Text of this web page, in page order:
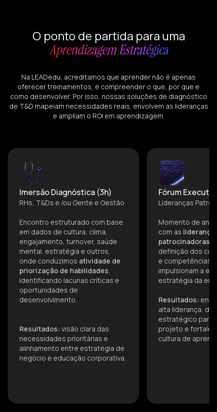
O ponto de partida para uma
Aprendizagem Estratégica
Na LEADedu, acreditamos que aprender não é apenas
oferecer treinamentos, é compreender o que, por que e
como desenvolver. Por isso, nossas soluções de diagnóstico
de T&D mapeiam necessidades reais, envolvem as lideranças
e ampliam o ROI em aprendizagem.
Imersão Diagnóstica (3h)
RHs, T&Ds e /ou Gente e Gestão
Encontro estruturado com base
em dados de cultura, clima,
engajamento, turnover, saúde
mental, estratégia e outros,
onde conduzimos atividade de
priorização de habilidades
identificando lacunas críticas e
oportunidades de
desenvolvimento.
Resultados: visão clara das
necessidades prioritárias e
alinhamento entre estratégia de
negócio e educação corporativa.
Fórum
Lideranças
Momento de
com as
patrocinadoras
definição dos
e competências
impulsionam a
estratégia da
Resultados:
alta liderança,
estratégico para
projeto e
cultura de